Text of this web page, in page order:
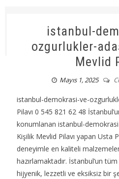
istanbul-
ozgurlukler-
Mevlid
Mayıs 1, 2025
istanbul-demokrasi-ve-
Pilavı 0 545 821 62 48
konumlanan istanbul-
Kişilik Mevlid Pilavı yapan Usta
deneyimle en kaliteli
hazırlamaktadır. İstanbul’un
hijyenik, lezzetli ve eksiksiz bir